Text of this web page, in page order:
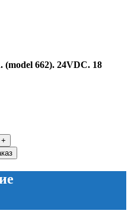
(model 662). 24VDC. 18